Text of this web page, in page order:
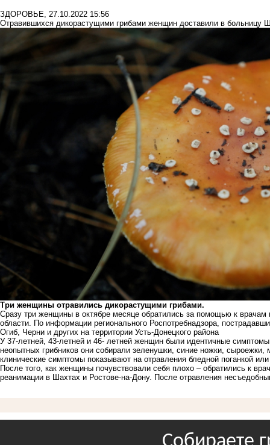
ЗДОРОВЬЕ, 27.10.2022 15:56
Отравившихся дикорастущими грибами женщин доставили в больницу
Три женщины отравились дикорастущими грибами.
Сразу три женщины в октябре месяце обратились за помощью к врачам
области. По информации регионального Роспотребнадзора,
Огиб, Черни и других на территории Усть-Донецкого района
У 37-летней, 43-летней и 46- летней женщин были идентичные
неопытных грибников они собирали зеленушки, синие ножки,
клинические симптомы показывают на отравления бледной поганкой
После того, как женщины почувствовали себя плохо – обратились к
реанимации в Шахтах и Ростове-на-Дону. После отравления